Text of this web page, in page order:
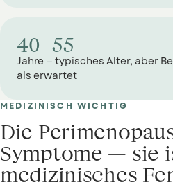
40–55
Jahre — typisches Alter, aber
als erwartet
MEDIZINISCH WICHTIG
Die
Symptome — sie
medizinisches